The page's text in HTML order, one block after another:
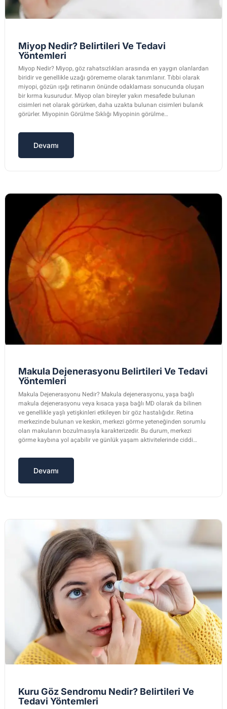
Miyop Nedir? Belirtileri Ve Tedavi
Yöntemleri
Miyop Nedir? Miyop, göz rahatsızlıkları arasında en yaygın olanlardan
biridir ve genellikle uzağı görememe olarak tanımlanır. Tıbbi olarak
miyopi, gözün ışığı retinanın önünde odaklaması sonucunda oluşan
bir kırma kusurudur. Miyop olan bireyler yakın mesafede bulunan
cisimleri net olarak görürken, daha uzakta bulunan cisimleri bulanık
görürler. Miyopinin Görülme Sıklığı Miyopinin görülme…
Devamı
Makula Dejenerasyonu Belirtileri Ve Tedavi
Yöntemleri
Makula Dejenerasyonu Nedir? Makula dejenerasyonu, yaşa bağlı
makula dejenerasyonu veya kısaca yaşa bağlı MD olarak da bilinen
ve genellikle yaşlı yetişkinleri etkileyen bir göz hastalığıdır. Retina
merkezinde bulunan ve keskin, merkezi görme yeteneğinden sorumlu
olan makulanın bozulmasıyla karakterizedir. Bu durum, merkezi
görme kaybına yol açabilir ve günlük yaşam aktivitelerinde ciddi…
Devamı
Kuru Göz Sendromu Nedir? Belirtileri Ve
Tedavi Yöntemleri